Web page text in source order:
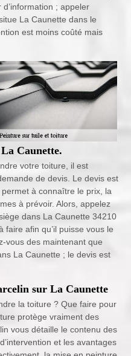
; appeler
La Caunette dans le
est moins coûté mais
Caunette.
votre toiture, il est
de devis. Le devis est
à connaître le prix, la
à prévoir. Alors, appelez
dans La Caunette 34210
afin qu’il puisse vous le
vous des maintenant que
La Caunette ; le devis est
sur La Caunette
la toiture ? Que faire pour
protège vraiment des
vous détaille le contenu des
et les avantages